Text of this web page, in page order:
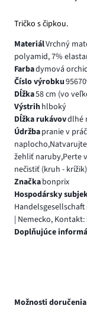
Tričko s čipkou.
MateriálVrchný
polyamid, 7%
Farbadymová
Číslo výrobku
Dĺžka58 cm (vo
Výstrihhlboký
Dĺžka rukávovdlhé
Údržbapranie v
žehliť naruby,Perte
nečistiť (kruh -
Značkabonprix
Hospodársky
| Nemecko,
Doplňujúce
Možnosti doručenia